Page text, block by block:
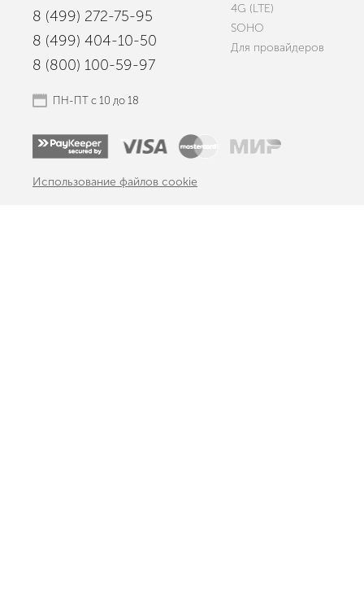
8 (499) 272-75-95
8 (499) 404-10-50
8 (800) 100-59-97
ПН-ПТ с 10 до 18
4G (LTE)
SOHO
Для провайдеров
Использование файлов cookie